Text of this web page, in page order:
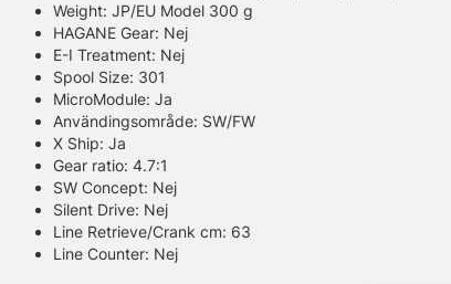
Weight: JP/EU Model 300 g
HAGANE Gear: Nej
E-I Treatment: Nej
Spool Size: 301
MicroModule: Ja
Användingsområde: SW/FW
X Ship: Ja
Gear ratio: 4.7:1
SW Concept: Nej
Silent Drive: Nej
Line Retrieve/Crank cm: 63
Line Counter: Nej